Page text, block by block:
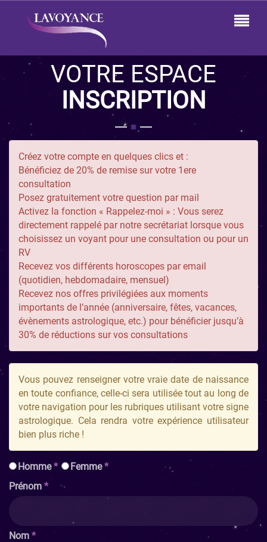
VOTRE ESPACE
INSCRIPTION
Créez votre compte en quelques clics et :
Bénéficiez de 20% de remise sur votre 1ere
consultation
Posez gratuitement votre question par mail
Activez la fonction « Rappelez-moi » : Vous serez
directement rappelé par notre secrétariat lorsque vous
choisissez un voyant pour une consultation ou pour un
RV
Recevez vos différents horoscopes par email
(quotidien, hebdomadaire, mensuel)
Recevez nos offres privilégiées aux moments
importants de l’année (anniversaire, fêtes, vacances,
évènements astrologique, etc.) pour bénéficier jusqu’à
30% de réductions sur vos consultations
Vous pouvez renseigner votre vraie date de naissance
en toute confiance, celle-ci sera utilisée tout au long de
votre navigation pour les rubriques utilisant votre signe
astrologique. Cela rendra votre expérience utilisateur
bien plus riche !
homme
femme
prénom
nom